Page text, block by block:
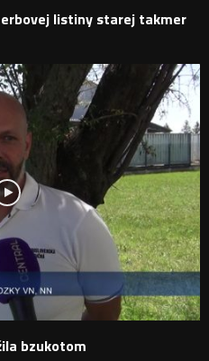
listiny starej takmer
bzukotom